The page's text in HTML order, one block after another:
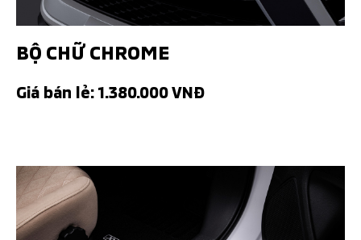
BỘ CHỮ CHROME
Giá bán lẻ: 1.380.000 VNĐ